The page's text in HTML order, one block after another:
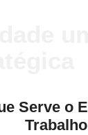
Serve o